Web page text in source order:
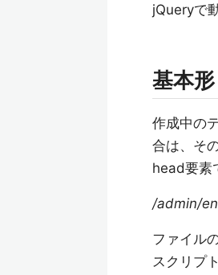
jQueryで
基本形
作成中の
合は、そ
head要素
/admin/
ファイル
スクリプ